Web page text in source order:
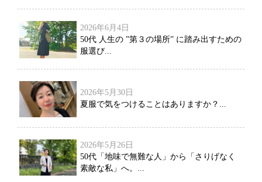
2026年6月4日
50代 人生の ”第３の場所” に踏み出すための
服選び...
2026年5月30日
夏服で気をつけることはありますか？...
2026年5月26日
50代「地味で無難な人」から「さりげなく
素敵な私」へ。...